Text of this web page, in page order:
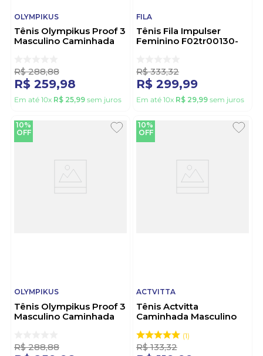
OLYMPIKUS
Tênis Olympikus Proof 3
Masculino Caminhada
R$ 288,88
R$ 259,98
Em até 10x R$ 25,99 sem juros
FILA
Tênis Fila Impulser
Feminino F02tr00130-
R$ 333,32
R$ 299,99
Em até 10x R$ 29,99 sem juros
10%
OFF
OLYMPIKUS
Tênis Olympikus Proof 3
Masculino Caminhada
R$ 288,88
10%
OFF
ACTVITTA
Tênis Actvitta
Caminhada Masculino
Chumbo
1
R$ 133,32